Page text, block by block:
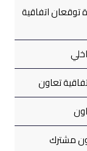
اتفاقية
تعاون
مشترك